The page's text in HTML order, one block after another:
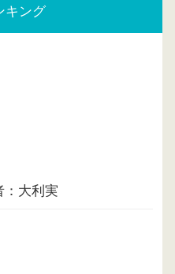
キング
：大利実